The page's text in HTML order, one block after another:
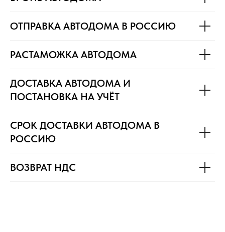
ОТПРАВКА АВТОДОМА В РОССИЮ
РАСТАМОЖКА АВТОДОМА
ДОСТАВКА АВТОДОМА И
ПОСТАНОВКА НА УЧЁТ
СРОК ДОСТАВКИ АВТОДОМА В
РОССИЮ
ВОЗВРАТ НДС